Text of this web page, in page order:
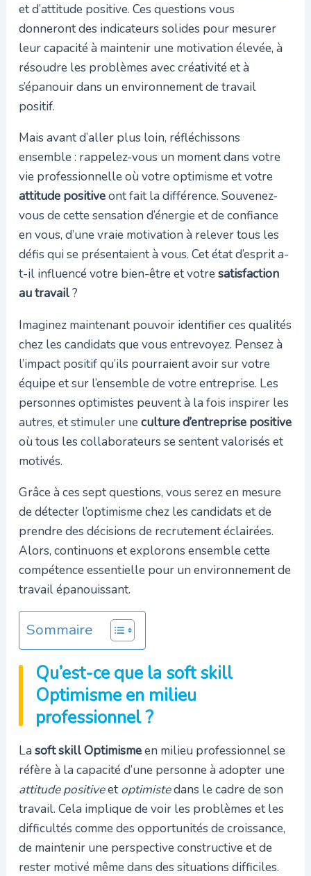
et d’attitude positive. Ces questions vous
donneront des indicateurs solides pour mesurer
leur capacité à maintenir une motivation élevée, à
résoudre les problèmes avec créativité et à
s’épanouir dans un environnement de travail
positif.
Mais avant d’aller plus loin, réfléchissons
ensemble : rappelez-vous un moment dans votre
vie professionnelle où votre optimisme et votre
attitude positiveont fait la différence. Souvenez-
vous de cette sensation d’énergie et de confiance
en vous, d’une vraie motivation à relever tous les
défis qui se présentaient à vous. Cet état d’esprit a-
t-il influencé votre bien-être et votresatisfaction
au travail?
Imaginez maintenant pouvoir identifier ces qualités
chez les candidats que vous entrevoyez. Pensez à
l’impact positif qu’ils pourraient avoir sur votre
équipe et sur l’ensemble de votre entreprise. Les
personnes optimistes peuvent à la fois inspirer les
autres, et stimuler uneculture d’entreprise positive
où tous les collaborateurs se sentent valorisés et
motivés.
Grâce à ces sept questions, vous serez en mesure
de détecter l’optimisme chez les candidats et de
prendre des décisions de recrutement éclairées.
Alors, continuons et explorons ensemble cette
compétence essentielle pour un environnement de
travail épanouissant.
Sommaire
Qu’est-ce que la soft skill
Optimisme en milieu
professionnel ?
La soft skill Optimismeen milieu professionnel se
réfère à la capacité d’une personne à adopter une
attitude positiveetoptimistedans le cadre de son
travail. Cela implique de voir les problèmes et les
difficultés comme des opportunités de croissance,
de maintenir une perspective constructive et de
rester motivé même dans des situations difficiles.